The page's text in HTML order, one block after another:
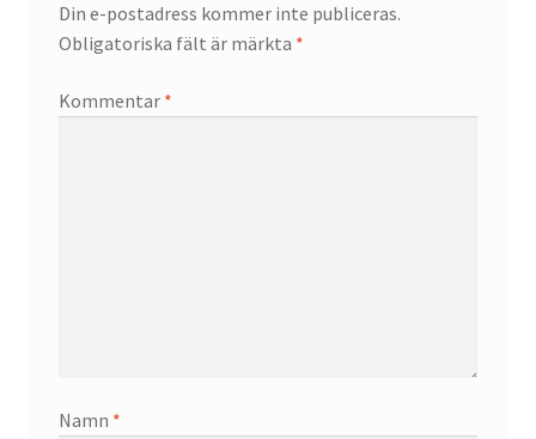
Din e-postadress kommer inte publiceras.
Obligatoriska fält är märkta *
Kommentar *
Namn *